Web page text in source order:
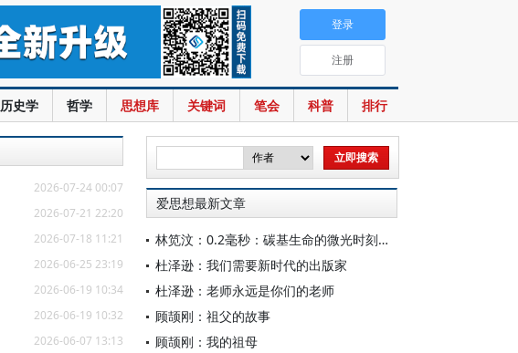
历史学 哲学 思想库 关键词 笔会 科普 排行
登录
注册
2026-07-24 00:07
2026-07-21 22:20
2026-07-18 11:21
2026-06-25 23:19
2026-06-19 10:34
2026-06-19 10:32
2026-06-07 13:13
爱思想最新文章
林笕汶：0.2毫秒：碳基生命的微光时刻——读邵春堡《未来人类：科技拓展无限可能》
杜泽逊：我们需要新时代的出版家
杜泽逊：老师永远是你们的老师
顾颉刚：祖父的故事
顾颉刚：我的祖母